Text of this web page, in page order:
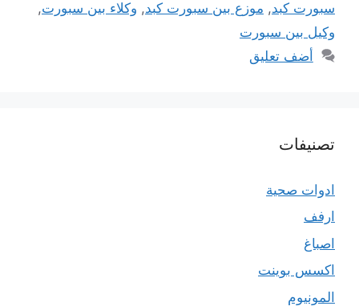
سبورت كبد, موزع بين سبورت كبد, وكلاء بين سبورت,
وكيل بين سبورت
أضف تعليق
تصنيفات
ادوات صحية
ارفف
اصباغ
اكسس بوينت
المونيوم